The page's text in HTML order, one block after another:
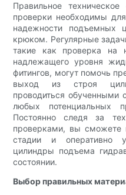
Правильное
проверки необходимы
надежности подъемных
крюком. Регулярные
такие как проверка на
надлежащего уровня
фитингов, могут помочь
выход из строя
проводиться обученными
любых потенциальных
Постоянно следя за
проверками, вы сможете
стадии и оперативно
цилиндры подъема
состоянии.
Выбор правильных